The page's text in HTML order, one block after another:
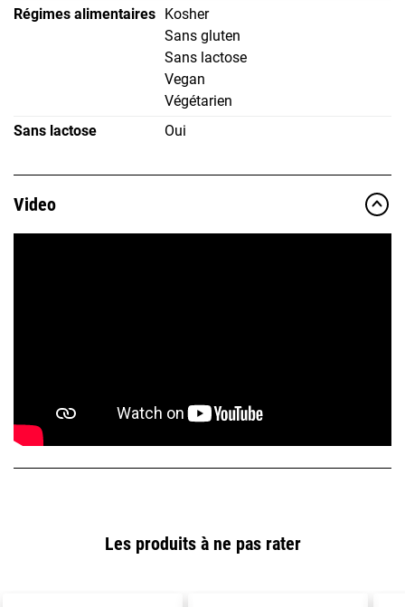
Régimes alimentaires Kosher
Sans gluten
Sans lactose
Vegan
Végétarien
Sans lactose
Oui
Video
Les produits à ne pas rater